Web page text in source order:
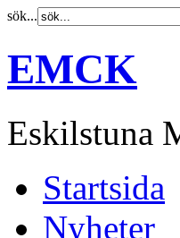
sök...
EMCK
Eskilstuna
Startsida
Nyheter